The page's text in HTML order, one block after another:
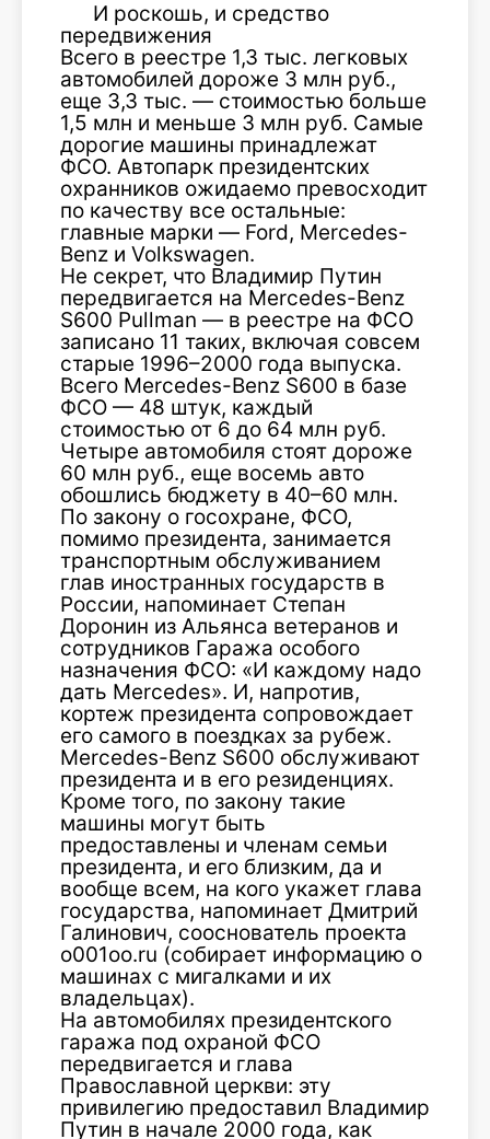
И роскошь, и средство
передвижения
Всего в реестре 1,3 тыс. легковых
автомобилей дороже 3 млн руб.,
еще 3,3 тыс. — стоимостью больше
1,5 млн и меньше 3 млн руб. Самые
дорогие машины принадлежат
ФСО. Автопарк президентских
охранников ожидаемо превосходит
по качеству все остальные:
главные марки — Ford, Mercedes-
Benz и Volkswagen.
Не секрет, что Владимир Путин
передвигается на Mercedes-Benz
S600 Pullman — в реестре на ФСО
записано 11 таких, включая совсем
старые 1996–2000 года выпуска.
Всего Mercedes-Benz S600 в базе
ФСО — 48 штук, каждый
стоимостью от 6 до 64 млн руб.
Четыре автомобиля стоят дороже
60 млн руб., еще восемь авто
обошлись бюджету в 40–60 млн.
По закону о госохране, ФСО,
помимо президента, занимается
транспортным обслуживанием
глав иностранных государств в
России, напоминает Степан
Доронин из Альянса ветеранов и
сотрудников Гаража особого
назначения ФСО: «И каждому надо
дать Mercedes». И, напротив,
кортеж президента сопровождает
его самого в поездках за рубеж.
Mercedes-Benz S600 обслуживают
президента и в его резиденциях.
Кроме того, по закону такие
машины могут быть
предоставлены и членам семьи
президента, и его близким, да и
вообще всем, на кого укажет глава
государства, напоминает Дмитрий
Галинович, сооснователь проекта
o001oo.ru (собирает информацию о
машинах с мигалками и их
владельцах).
На автомобилях президентского
гаража под охраной ФСО
передвигается и глава
Православной церкви: эту
привилегию предоставил Владимир
Путин в начале 2000 года, как